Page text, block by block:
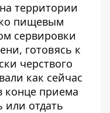
территории
пищевым
сервировки
готовясь к
черствого
как сейчас
конце приема
отдать